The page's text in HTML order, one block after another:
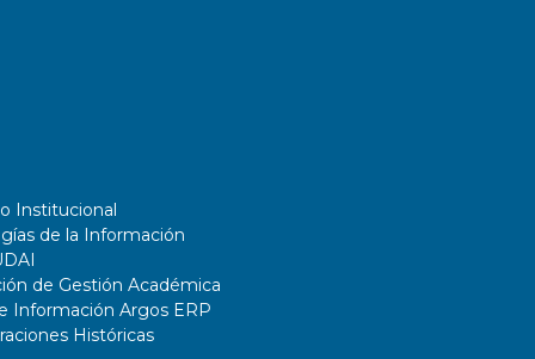
Institucional
de la Información
de Gestión Académica
Información Argos ERP
Históricas